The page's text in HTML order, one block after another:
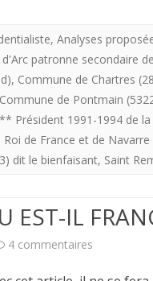
(
Vie
du
Padre
Yannick
LA
FINALITE
DE
, Analyses
patronne secondaire
, Commune de Chartres
Commune de Pontmain
Président 1991-1994 de la
Roi de France et de
dit le bienfaisant, Saint
IL
4 commentaires